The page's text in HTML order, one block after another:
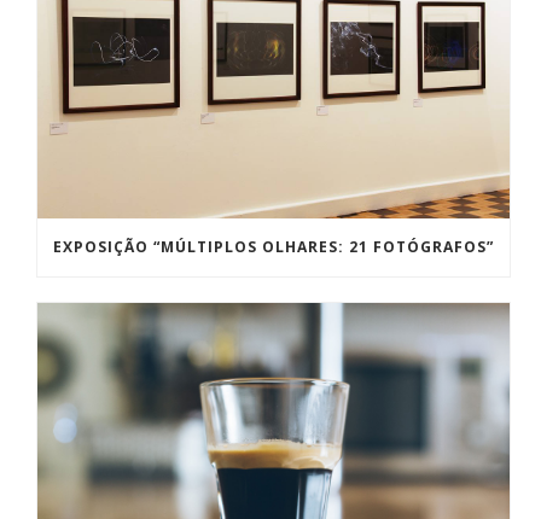
EXPOSIÇÃO “MÚLTIPLOS OLHARES: 21 FOTÓGRAFOS”